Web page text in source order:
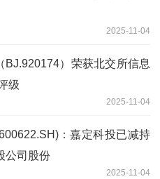
2025-11-04
BJ.920174）荣获北交所信息
级
2025-11-04
：嘉定科投已减持
公司股份
2025-11-04